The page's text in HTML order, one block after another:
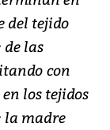
del tejido
las
con
los tejidos
la madre